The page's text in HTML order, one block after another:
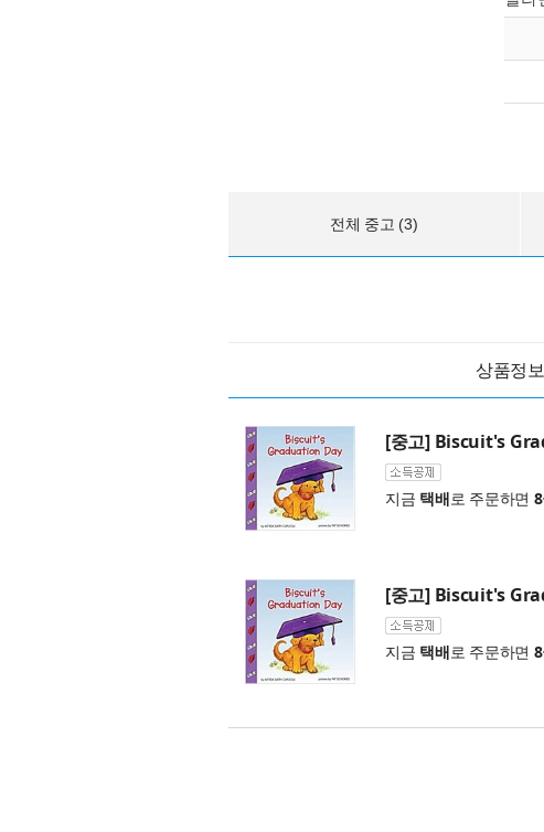
전체 중고 (3)
상품정보
[중고] Biscuit's
지금 택배로 주문하면
[중고] Biscuit's
지금 택배로 주문하면